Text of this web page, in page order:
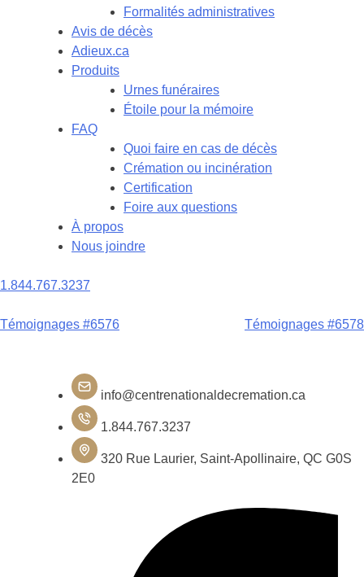
Formalités administratives
Avis de décès
Adieux.ca
Produits
Urnes funéraires
Étoile pour la mémoire
FAQ
Quoi faire en cas de décès
Crémation ou incinération
Certification
Foire aux questions
À propos
Nous joindre
1.844.767.3237
Navigation
Témoignages #6576 Témoignages #6578
info@centrenationaldecremation.ca
1.844.767.3237
320 Rue Laurier, Saint-Apollinaire, QC G0S
2E0